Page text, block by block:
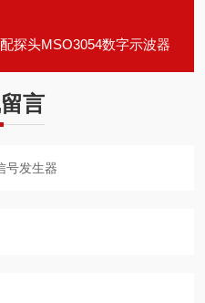
探头MSO3054数字示波器
言